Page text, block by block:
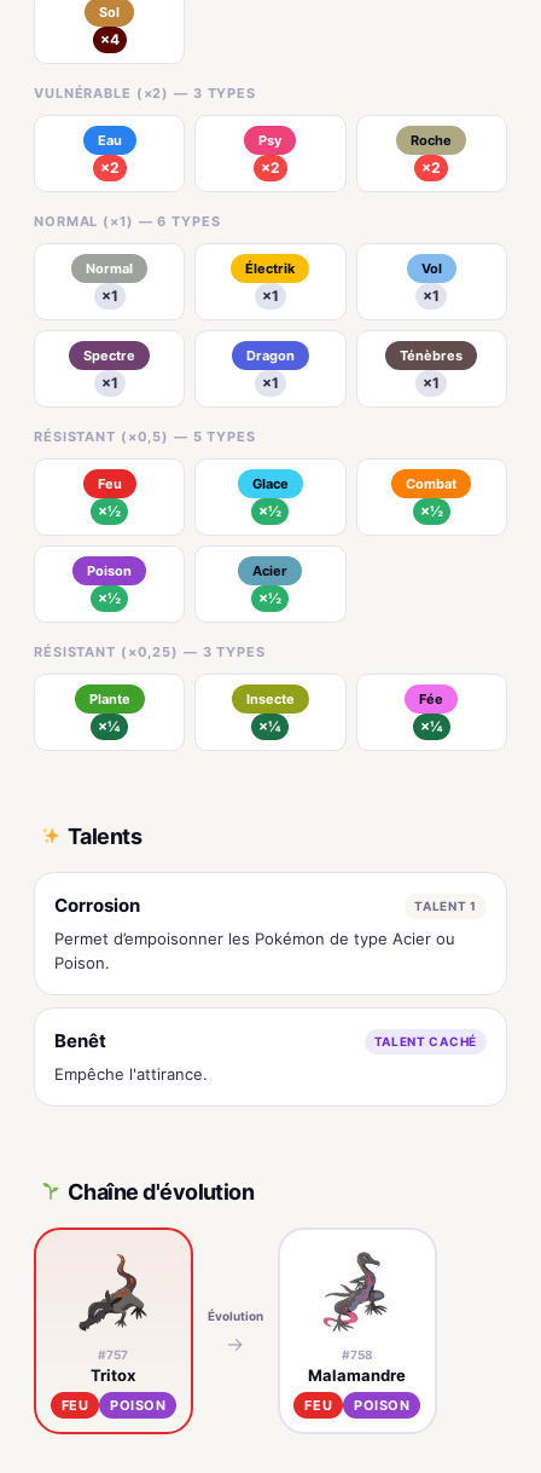
Sol
×4
VULNÉRABLE (×2) — 3 TYPES
Eau
×2
Psy
×2
Roche
×2
NORMAL (×1) — 6 TYPES
Normal
×1
Électrik
×1
Vol
×1
Spectre
×1
Dragon
×1
Ténèbres
×1
RÉSISTANT (×0,5) — 5 TYPES
Feu
×½
Glace
×½
Combat
×½
Poison
×½
Acier
×½
RÉSISTANT (×0,25) — 3 TYPES
Plante
×¼
Insecte
×¼
Fée
×¼
Talents
Corrosion TALENT 1
Permet d’empoisonner les Pokémon de type Acier ou
Poison.
Benêt TALENT CACHÉ
Empêche l'attirance.
Chaîne d'évolution
#757
Tritox
FEU POISON
Évolution
→ #758
Malamandre
FEU POISON